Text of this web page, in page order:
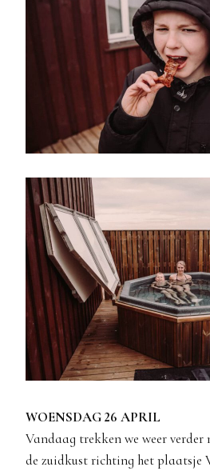
WOENSDAG 26 APRIL
Vandaag trekken we weer verder
de zuidkust richting het plaatsje